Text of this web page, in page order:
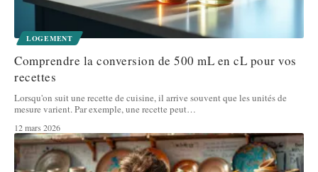
LOGEMENT
Comprendre la conversion de 500 mL en cL pour vos
recettes
Lorsqu'on suit une recette de cuisine, il arrive souvent que les unités de
mesure varient. Par exemple, une recette peut…
12 mars 2026